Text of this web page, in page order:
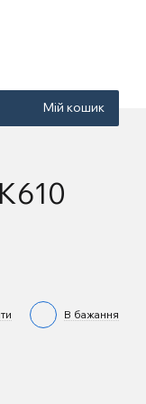
Мій кошик
В бажання